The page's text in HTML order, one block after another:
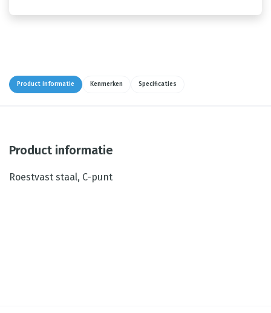
Product informatie Kenmerken Specificaties
Product informatie
Roestvast staal, C-punt